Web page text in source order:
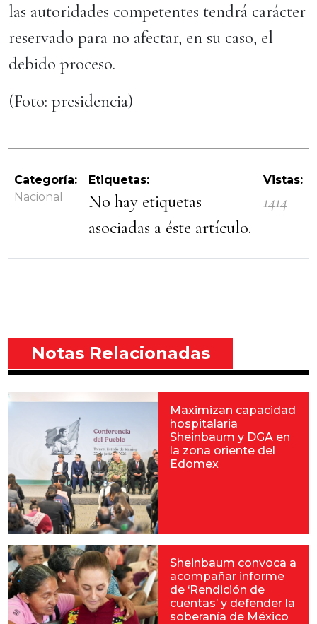
las autoridades competentes tendrá carácter
reservado para no afectar, en su caso, el
debido proceso.
(Foto: presidencia)
Categoría:
Nacional
Etiquetas:
No hay etiquetas
asociadas a éste artículo.
Vistas:
1414
Notas Relacionadas
Maximizan capacidad
hospitalaria
Sheinbaum y DGA en
la zona oriente del
Edomex
Sheinbaum convoca a
acompañar informe
de ‘Rendición de
cuentas’ y defender la
soberanía de México